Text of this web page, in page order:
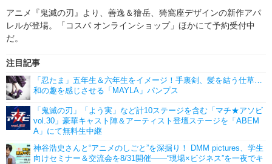
ゲーム 座談会
アニメ！アニメ！TV ABEMA Cafe
アニメ『鬼滅の刃』より、善逸＆獪岳、猗窩座デザインの新作アパ
レルが登場。「コスパ オンラインショップ」ほかにて予約受付中
だ。
注目記事
「忍たま」五年生＆六年生をイメージ！手裏剣、髪を結う仕草…
和の趣を感じさせる「MAYLA」パンプス
「鬼滅の刃」「よう実」など計10ステージを含む「マチ★アソビ
vol.30」豪華キャスト陣＆アーティスト登壇ステージを「ABEM
A」にて無料生中継
神谷浩史さんと“アニメのしごと”を深掘り！ DMM pictures、学生
向けセミナー＆交流会を8/31開催――“現場×ビジネス”を一夜でキ